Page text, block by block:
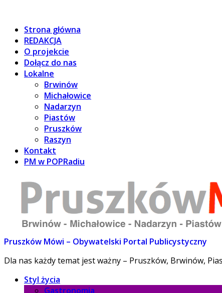
Strona główna
REDAKCJA
O projekcie
Dołącz do nas
Lokalne
Brwinów
Michałowice
Nadarzyn
Piastów
Pruszków
Raszyn
Kontakt
PM w POPRadiu
Pruszków Mówi – Obywatelski Portal Publicystyczny
Dla nas każdy temat jest ważny – Pruszków, Brwinów,
Styl życia
Gastronomia